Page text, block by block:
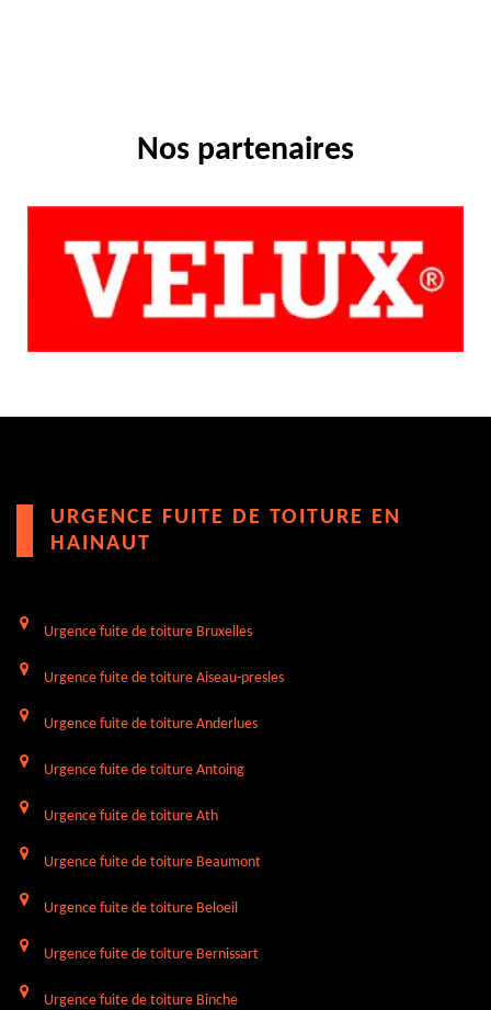
Nos partenaires
URGENCE FUITE DE TOITURE EN
HAINAUT
Urgence fuite de toiture Bruxelles
Urgence fuite de toiture Aiseau-presles
Urgence fuite de toiture Anderlues
Urgence fuite de toiture Antoing
Urgence fuite de toiture Ath
Urgence fuite de toiture Beaumont
Urgence fuite de toiture Beloeil
Urgence fuite de toiture Bernissart
Urgence fuite de toiture Binche